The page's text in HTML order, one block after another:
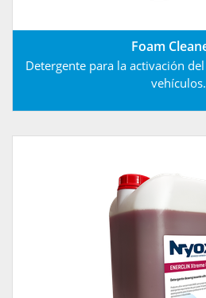
Foam
Detergente para la activación
vehículos.